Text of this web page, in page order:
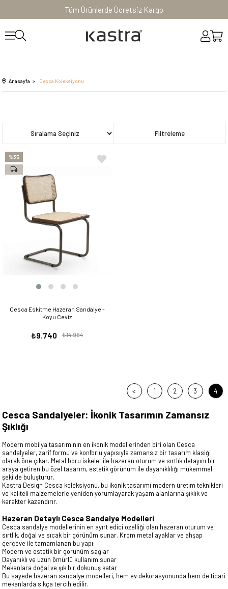
Tüm Ürünlerde Ücretsiz Kargo
Anasayfa Cesca Koleksiyonu
Filtreleme
Sıralama
Cesca Eskitme Hazeran Sandalye -
Koyu Ceviz
₺9.740 ₺14.984
%35
< 1 2 3 4
Cesca Sandalyeler: İkonik Tasarımın Zamansız
Şıklığı
Modern mobilya tasarımının en ikonik modellerinden biri olan Cesca
sandalyeler, zarif formu ve konforlu yapısıyla zamansız bir tasarım klasiği
olarak öne çıkar. Metal boru iskelet ile hazeran oturum ve sırtlık detayını bir
araya getiren bu özel tasarım, estetik görünüm ile dayanıklılığı mükemmel
şekilde buluşturur.
Kastra Design Cesca koleksiyonu, bu ikonik tasarımı modern üretim teknikleri
ve kaliteli malzemelerle yeniden yorumlayarak yaşam alanlarına şıklık ve
karakter kazandırır.
Hazeran Detaylı Cesca Sandalye Modelleri
Cesca sandalye modellerinin en ayırt edici özelliği olan hazeran oturum ve
sırtlık, doğal ve sıcak bir görünüm sunar. Krom metal ayaklar ve ahşap
çerçeve ile tamamlanan bu yapı:
Modern ve estetik bir görünüm sağlar
Dayanıklı ve uzun ömürlü kullanım sunar
Mekanlara doğal ve şık bir dokunuş katar
Bu sayede hazeran sandalye modelleri, hem ev dekorasyonunda hem de ticari
mekanlarda sıkça tercih edilir.